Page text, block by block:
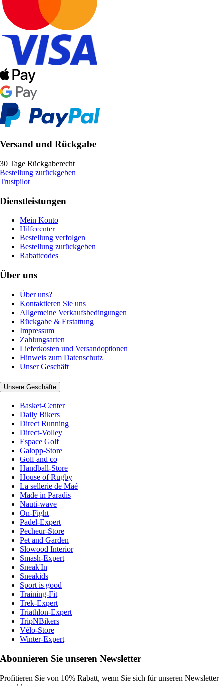
Versand und Rückgabe
30 Tage Rückgaberecht
Bestellung zurückgeben
Trustpilot
Dienstleistungen
Mein Konto
Hilfecenter
Bestellung verfolgen
Bestellung zurückgeben
Rabattcodes
Über uns
Über uns?
Kontaktieren Sie uns
Allgemeine Verkaufsbedingungen
Rückgabe & Erstattung
Impressum
Zahlungsarten
Lieferkosten und Versandoptionen
Hinweis zum Datenschutz
Unser Geschäft
Unsere Geschäfte
Basket-Center
Daily Bikers
Direct Running
Direct-Volley
Espace Golf
Galopp-Store
Golf and co
Handball-Store
House of Rugby
La sellerie de Maé
Made in Paradis
Nauti-wave
On-Fight
Padel-Expert
Pecheur-Store
Pet and Garden
Slowood Interior
Smash-Expert
Sneak'In
Sneakids
Sport is good
Training-Fit
Trek-Expert
Triathlon-Expert
TripNBikers
Vélo-Store
Winter-Expert
Abonnieren Sie unseren Newsletter
Profitieren Sie von 10% Rabatt, wenn Sie sich für unseren Newsletter